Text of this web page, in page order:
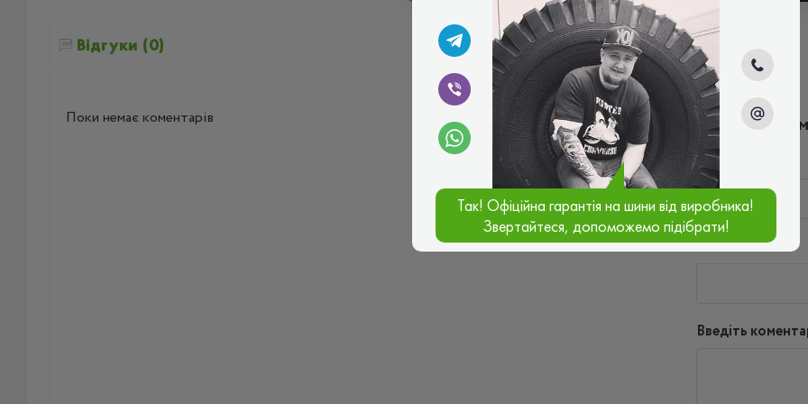
Відгуки (0)
Поки немає коментарів Написати
Ім'я*
Ваш e-mail*
Введіть
Так! Офіційна гарантія на шини від виробника!
Звертайтеся, допоможемо підібрати!